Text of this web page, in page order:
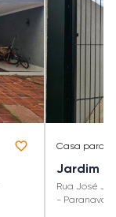
Casa para
Jardim
Rua José
- Paranavaí -